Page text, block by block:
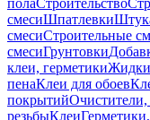
полаСтроительство
смесиШпатлевки
смесиСтроительные
смесиГрунтовки
клеи, герметики
пенаКлеи для обоев
покрытийОчистители,
резьбыКлеи